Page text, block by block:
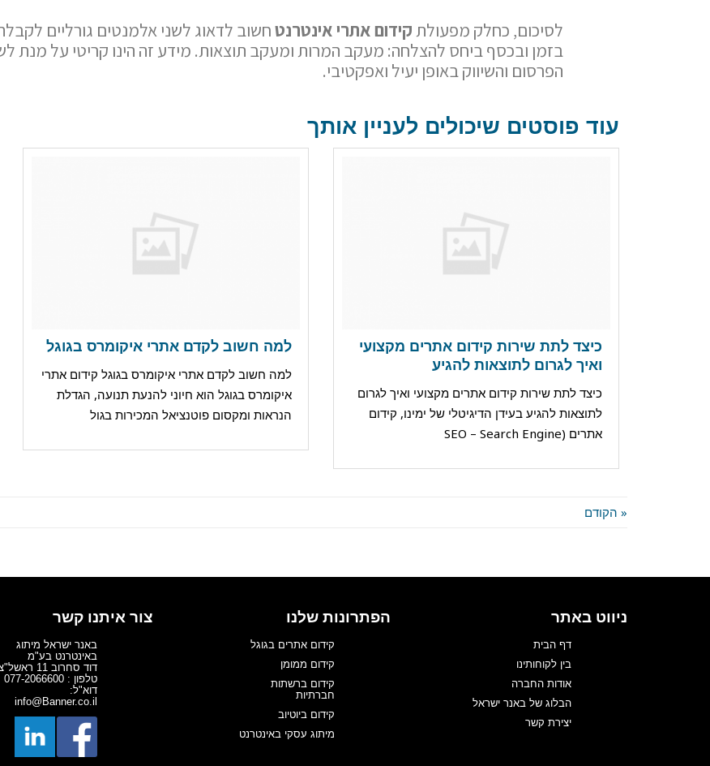
לסיכום, כחלק מפעולתקידום אתרי אינטרנטחשוב לדאוג לשני אלמנטים גורליים
בזמן ובכסף ביחס להצלחה: מעקב המרות ומעקב תוצאות. מידע זה הינו קריטי על מנת
הפרסום והשיווק באופן יעיל ואפקטיבי.
עוד פוסטים שיכולים לעניין אותך
כיצד לתת שירות קידום אתרים מקצועי
ואיך לגרום לתוצאות להגיע
כיצד לתת שירות קידום אתרים מקצועי ואיך לגרום
לתוצאות להגיע בעידן הדיגיטלי של ימינו, קידום
אתרים (SEO – Search Engine
למה חשוב לקדם אתרי איקומרס בגוגל
למה חשוב לקדם אתרי איקומרס בגוגל קידום אתרי
איקומרס בגוגל הוא חיוני להנעת תנועה, הגדלת
הנראות ומקסום פוטנציאל המכירות בגול
« הקודם
ניווט באתר
דף הבית
בין לקוחותינו
אודות החברה
הבלוג של באנר ישראל
יצירת קשר
הפתרונות שלנו
קידום אתרים בגוגל
קידום ממומן
קידום ברשתות
חברתיות
קידום ביוטיוב
מיתוג עסקי באינטרנט
צור איתנו קשר
באנר ישראל מיתוג
באינטרנט בע"מ
דוד סחרוב 11 ראשל"צ
טלפון : 077-2066600
דוא"ל:
info@Banner.co.il